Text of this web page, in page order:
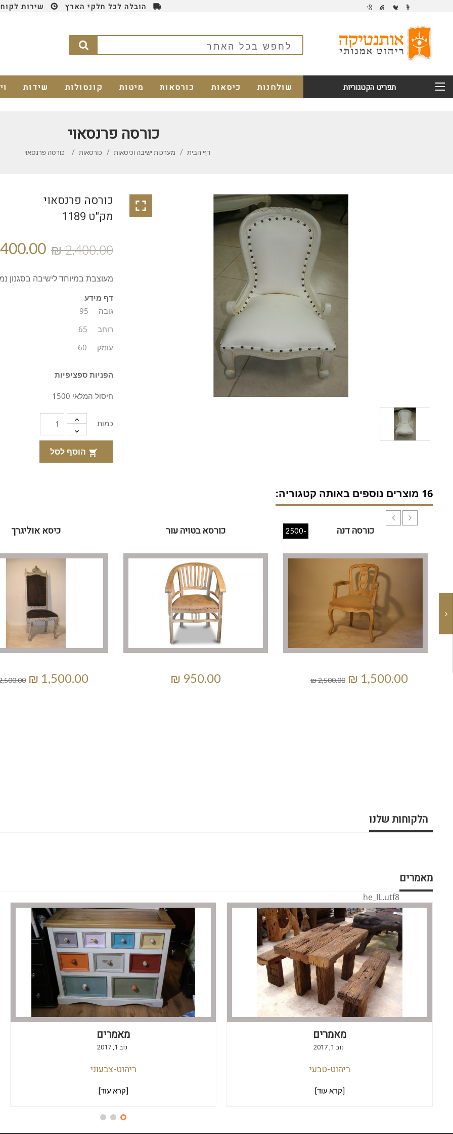
הובלה לכל חלקי הארץ שירות לקוחות
שולחנות כיסאות כורסאות מיטות קונסולות שידות תפריט הקטגוריות
כורסה פרנסאוי
דף הבית מערכות ישיבה וכיסאות כורסאות כורסה פרנסאוי

כורסה פרנסאוי
מק"ט 1189
מעוצבת במיוחד לישיבה בסגנון
דף מידע
גובה
95
רוחב
65
עומק
60
הפניות ספציפיות
חיסול המלאי 1500
כמות

16 מוצרים נוספים באותה קטגוריה:
כיסא אוליגרך כורסא בטויה עור כורסה דנה -2500
הלקוחות שלנו
מאמרים
he_IL.utf8
מאמרים
נוב 1, 2017
ריהוט-צבעוני
[קרא עוד]
מאמרים
נוב 1, 2017
ריהוט-טבעי
[קרא עוד]